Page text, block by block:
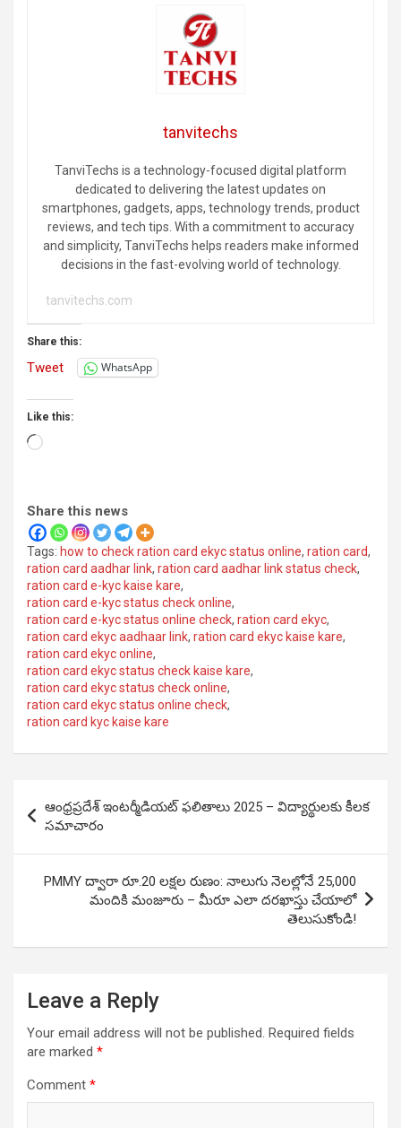
tanvitechs
TanviTechs is a technology-focused digital platform
dedicated to delivering the latest updates on
smartphones, gadgets, apps, technology trends, product
reviews, and tech tips. With a commitment to accuracy
and simplicity, TanviTechs helps readers make informed
decisions in the fast-evolving world of technology.
tanvitechs.com
Share this:
Tweet WhatsApp
Like this:
Loading…
Share this news
Tags: how to check ration card ekyc status online, ration card,
ration card aadhar link, ration card aadhar link status check,
ration card e-kyc kaise kare,
ration card e-kyc status check online,
ration card e-kyc status online check, ration card ekyc,
ration card ekyc aadhaar link, ration card ekyc kaise kare,
ration card ekyc online,
ration card ekyc status check kaise kare,
ration card ekyc status check online,
ration card ekyc status online check,
ration card kyc kaise kare
navigation
ఆంధ్రప్రదేశ్ ఇంటర్మీడియట్ ఫలితాలు 2025 – విద్యార్థులకు కీలక
సమాచారం
PMMY ద్వారా రూ.20 లక్షల రుణం: నాలుగు నెలల్లోనే 25,000
మందికి మంజూరు – మీరూ ఎలా దరఖాస్తు చేయాలో
తెలుసుకోండి!
Leave a Reply
Your email address will not be published. Required fields
are marked *
Comment *